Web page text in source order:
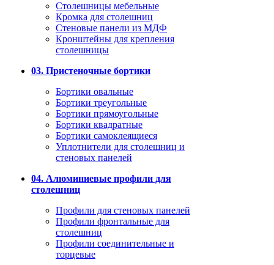
Столешницы мебельные
Кромка для столешниц
Стеновые панели из МДФ
Кронштейны для крепления
столешницы
03. Пристеночные бортики
Бортики овальные
Бортики треугольные
Бортики прямоугольные
Бортики квадратные
Бортики самоклеящиеся
Уплотнители для столешниц и
стеновых панелей
04. Алюминиевые профили для
столешниц
Профили для стеновых панелей
Профили фронтальные для
столешниц
Профили соединительные и
торцевые